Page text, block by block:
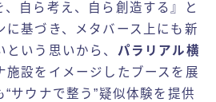
、自ら考え、自ら創造する』と
に基づき、メタバース上にも新
いう思いから、 パラリアル横
施設をイメージしたブースを展
サウナで整う”疑似体験を提供